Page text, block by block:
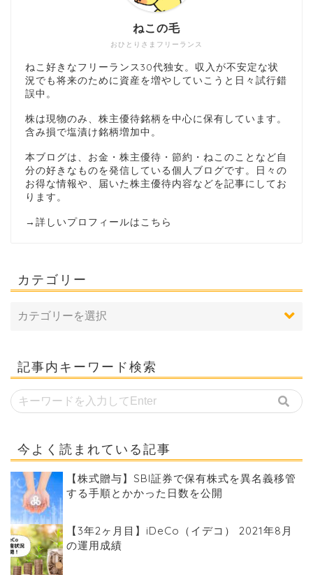
おひとりさまフリーランス
ねこの毛
ねこ好きなフリーランス30代独女。収入が不安定な状
況でも将来のために資産を増やしていこうと日々試行錯
誤中。
株は現物のみ、株主優待銘柄を中心に保有しています。
含み損で塩漬け銘柄増加中。
本ブログは、お金・株主優待・節約・ねこのことなど自
分の好きなものを発信している個人ブログです。日々の
お得な情報や、届いた株主優待内容などを記事にしてお
ります。
→ 詳しいプロフィールはこちら
カテゴリー
記事内キーワード検索
今よく読まれている記事
【株式贈与】SBI証券で保有株式を異名義移管
する手順とかかった日数を公開
【3年2ヶ月目】iDeCo（イデコ） 2021年8月
の運用成績